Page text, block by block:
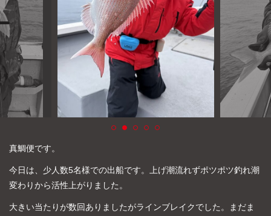
お問い合わせ
お知らせ
真鯛便です。
今日は、少人数5名様での出船です。上げ潮流れずポツポツ釣れ潮
変わりから活性上がりました。
大きい当たりが数回ありましたがラインブレイクでした。まだま